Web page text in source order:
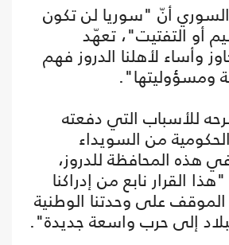
السوري أنّ "سوريا لن تكون
أو التفتيت"، تعهّد
وأساء لأهلنا الدروز فهم
ومسؤوليتها".
للأسباب التي دفعته
من السويداء
هذه المحافظة للدروز،
القرار نابع من إدراكنا
على وحدتنا الوطنية
إلى حرب واسعة جديدة".